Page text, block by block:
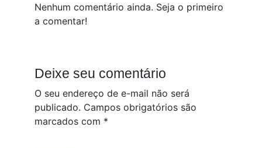
Nenhum comentário ainda. Seja o primeiro
a comentar!
Deixe seu comentário
O seu endereço de e-mail não será
publicado. Campos obrigatórios são
marcados com *